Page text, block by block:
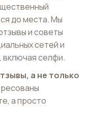
до места. Мы
и советы
сетей и
включая селфи.
а не только
а просто